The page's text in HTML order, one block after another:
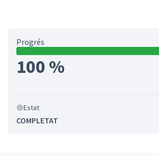
Progrés
100 %
Estat
COMPLETAT